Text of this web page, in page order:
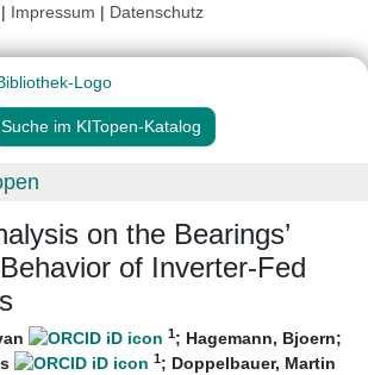
| Impressum | Datenschutz
Suche im KITopen-Katalog
on the Bearings’
of Inverter-Fed
1; Hagemann, Bjoern;
1; Doppelbauer, Martin